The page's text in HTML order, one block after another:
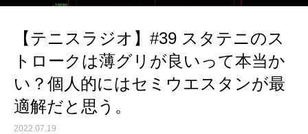
【テニスラジオ】#39 スタテニのス
トロークは薄グリが良いって本当か
い？個人的にはセミウエスタンが最
適解だと思う。
2022.07.19